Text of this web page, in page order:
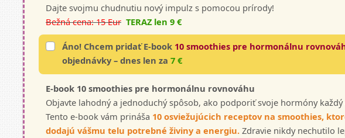
Dajte svojmu chudnutiu nový impulz s pomocou prírody!
Bežná cena: 15 Eur TERAZ len 9 €
Áno! Chcem pridať E-book 10 smoothies pre hormonálnu
objednávky – dnes len za 7 €
E-book 10 smoothies pre hormonálnu rovnováhu
Objavte lahodný a jednoduchý spôsob, ako podporiť svoje hormóny každý
Tento e-book vám prináša 10 osviežujúcich receptov na smoothies,
dodajú vášmu telu potrebné živiny a energiu. Zdravie nikdy nechutilo